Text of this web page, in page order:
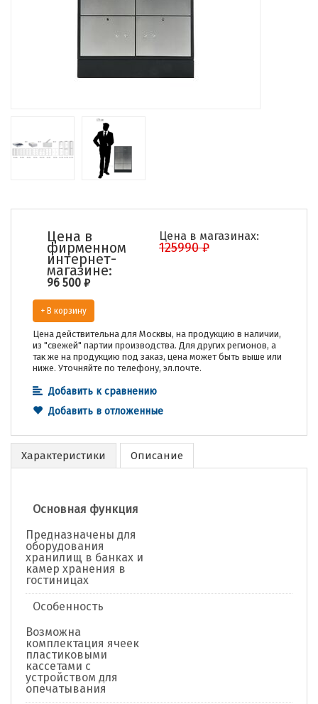
Цена в
фирменном
интернет-
магазине:
96 500 ₽
Цена в магазинах:
125990 ₽
+ В корзину
Цена действительна для Москвы, на продукцию в наличии,
из "свежей" партии производства. Для других регионов, а
так же на продукцию под заказ, цена может быть выше или
ниже. Уточняйте по телефону, эл.почте.
Добавить к сравнению
Добавить в отложенные
Характеристики Описание
Основная функция
Предназначены для
оборудования
хранилищ в банках и
камер хранения в
гостиницах
Особенность
Возможна
комплектация ячеек
пластиковыми
кассетами с
устройством для
опечатывания